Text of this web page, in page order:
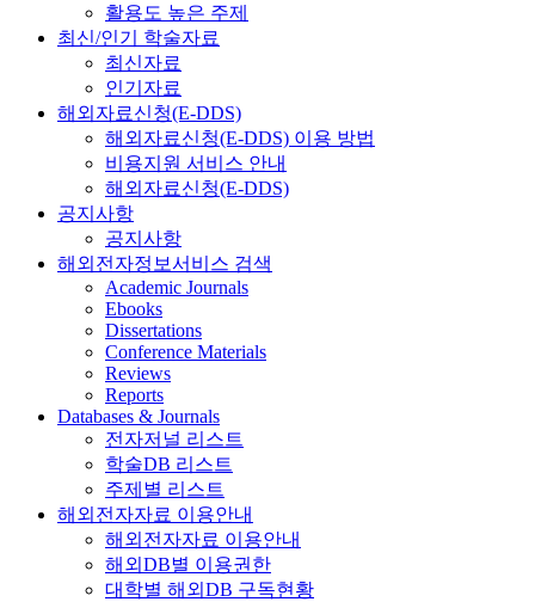
활용도 높은 주제
최신/인기 학술자료
최신자료
인기자료
해외자료신청(E-DDS)
해외자료신청(E-DDS) 이용 방법
비용지원 서비스 안내
해외자료신청(E-DDS)
공지사항
공지사항
해외전자정보서비스 검색
Academic Journals
Ebooks
Dissertations
Conference Materials
Reviews
Reports
Databases & Journals
전자저널 리스트
학술DB 리스트
주제별 리스트
해외전자자료 이용안내
해외전자자료 이용안내
해외DB별 이용권한
대학별 해외DB 구독현황